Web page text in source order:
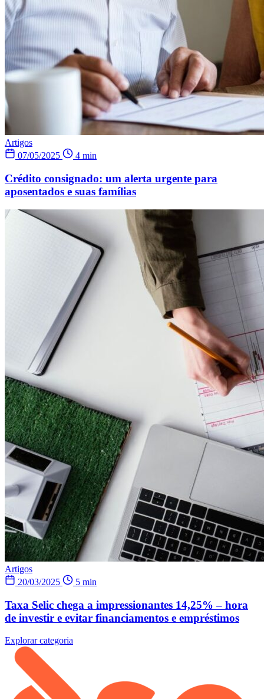
Artigos
07/05/2025
4 min
Crédito consignado: um alerta urgente para
aposentados e suas famílias
Artigos
20/03/2025
5 min
Taxa Selic chega a impressionantes 14,25% – hora
de investir e evitar financiamentos e empréstimos
Explorar categoria